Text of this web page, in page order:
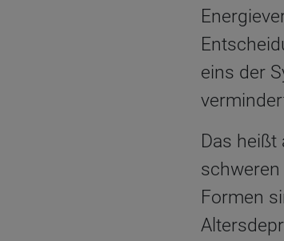
eins der
Das
Formen